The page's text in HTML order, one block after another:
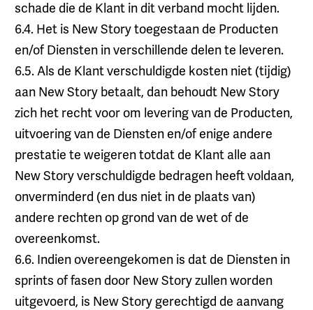
schade die de Klant in dit verband mocht lijden.
6.4. Het is New Story toegestaan de Producten
en/of Diensten in verschillende delen te leveren.
6.5. Als de Klant verschuldigde kosten niet (tijdig)
aan New Story betaalt, dan behoudt New Story
zich het recht voor om levering van de Producten,
uitvoering van de Diensten en/of enige andere
prestatie te weigeren totdat de Klant alle aan
New Story verschuldigde bedragen heeft voldaan,
onverminderd (en dus niet in de plaats van)
andere rechten op grond van de wet of de
overeenkomst.
6.6. Indien overeengekomen is dat de Diensten in
sprints of fasen door New Story zullen worden
uitgevoerd, is New Story gerechtigd de aanvang